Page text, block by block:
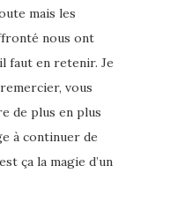
mais les
nous ont
faut en retenir. Je
vous
de plus en plus
à continuer de
ça la magie d’un